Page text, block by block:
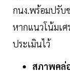
กนง.พร้อมปรับ
หากแนวโน้มเ
ประเมินไว้
สภาพคล่